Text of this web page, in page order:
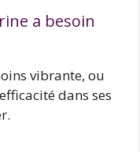
a besoin
vibrante, ou
dans ses